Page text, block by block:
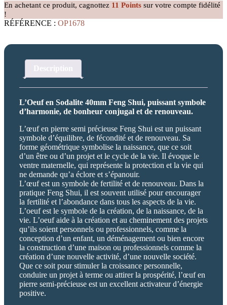
40mm
En achetant ce produit, cagnottez 11 Points sur votre compte fidélité
!
RÉFÉRENCE : OP1678
Description
L’Oeuf en Sodalite 40mm Feng Shui, puissant symbole
d’harmonie, de bonheur conjugal et de renouveau.
L’œuf en pierre semi précieuse Feng Shui est un puissant
symbole d’équilibre, de fécondité et de renouveau. Sa
forme géométrique symbolise la naissance, que ce soit
d’un être ou d’un projet et le cycle de la vie. Il évoque le
ventre maternelle, qui représente la protection et la vie qui
ne demande qu’a éclore et s’épanouir.
L’œuf est un symbole de fertilité et de renouveau. Dans la
pratique Feng Shui, il est souvent utilisé pour encourager
la fertilité et l’abondance dans tous les aspects de la vie.
L’oeuf est le symbole de la création, de la naissance, de la
vie. L’oeuf aide à la création et au cheminement des projets
qu’ils soient personnels ou professionnels, comme la
conception d’un enfant, un déménagement ou bien encore
la construction d’une maison ou professionnels comme la
création d’une nouvelle activité, d’une nouvelle société.
Que ce soit pour stimuler la croissance personnelle,
conduire un projet à terme ou attirer la prospérité, l’œuf en
pierre semi-précieuse est un excellent activateur d’énergie
positive.